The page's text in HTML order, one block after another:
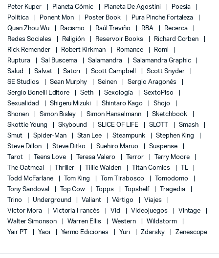
Peter Kuper
Planeta Cómic Planeta De Agostini
Poesía
Política
Ponent Mon Poster Book
Pura Pinche Fortaleza
Quan Zhou Wu
Racismo Raúl Treviño RBA
Recerca
Redes Sociales
Religión Reservoir Books
Richard Corben
Rick Remender
Robert Kirkman Romance
Romi
Ruptura
Sal Buscema Salamandra
Salamandra Graphic
Salud
Salvat Satori Scott Campbell
Scott Snyder
SE Studios
Sean Murphy Seinen
Sergio Aragonés
Sergio Bonelli Editore
Seth Sexología
SextoPiso
Sexualidad
Shigeru Mizuki Shintaro Kago
Shojo
Shonen
Simon Bisley Simon Hanselmann
Sketchbook
Skottie Young
Skybound SLICE OF LIFE SLOTT
Smash
Smut
Spider-Man Stan Lee Steampunk
Stephen King
Steve Dillon
Steve Ditko Suehiro Maruo
Suspense
Tarot
Teens Love Teresa Valero Terror
Terry Moore
The Oatmeal
Thriller Tillie Walden Titan Comics
TL
Todd McFarlane
Tom King Tom Tirabosco
Tomodomo
Tony Sandoval
Top Cow Topps Topshelf
Tragedia
Trino
Underground Valiant Vértigo
Viajes
Víctor Mora
Victoria Francés Vid Videojuegos
Vintage
Walter Simonson
Warren Ellis Western
Wildstorm
Yair PT
Yaoi Yermo Ediciones Yuri Zdarsky Zenescope